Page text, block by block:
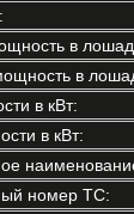
в
в
в кВт:
в кВт:
номер ТС: